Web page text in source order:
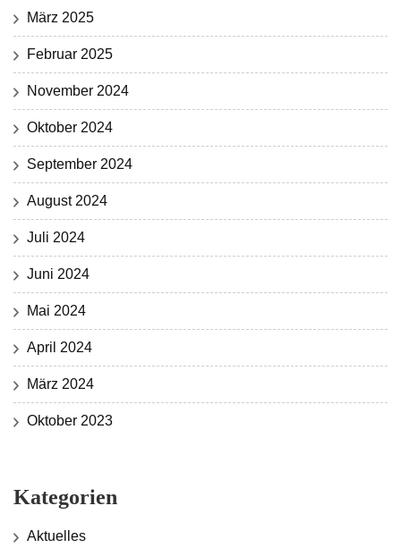
März 2025
Februar 2025
November 2024
Oktober 2024
September 2024
August 2024
Juli 2024
Juni 2024
Mai 2024
April 2024
März 2024
Oktober 2023
Kategorien
Aktuelles